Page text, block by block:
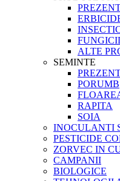
ALTE
SEMINTE
PORUMB
RAPITA
SOIA
INOCULANTI
PESTICIDE
ZORVEC IN
CAMPANII
BIOLOGICE